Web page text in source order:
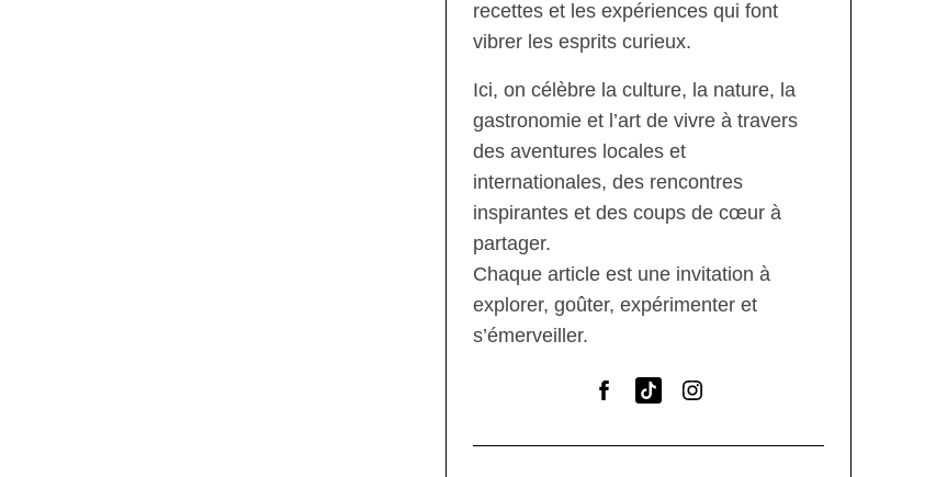
recettes et les expériences qui font
vibrer les esprits curieux.
Ici, on célèbre la culture, la nature, la
gastronomie et l’art de vivre à travers
des aventures locales et
internationales, des rencontres
inspirantes et des coups de cœur à
partager.
Chaque article est une invitation à
explorer, goûter, expérimenter et
s’émerveiller.